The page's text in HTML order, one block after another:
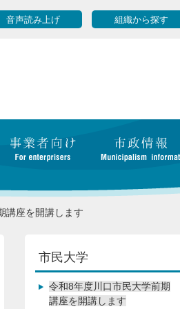
音声読み上げ 組織から探す
講座を開講します
市民大学
令和8年度川口市民大学前期
講座を開講します